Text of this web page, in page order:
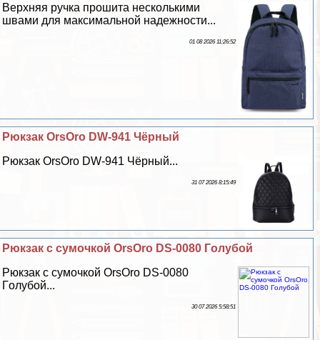
Верхняя ручка прошита несколькими
швами для максимальной надежности...
01 08 2026 11:26:52
Рюкзак OrsOro DW-941 Чёрный
Рюкзак OrsOro DW-941 Чёрный...
31 07 2026 8:15:49
Рюкзак с сумочкой OrsOro DS-0080 Гoлyбой
Рюкзак с сумочкой OrsOro DS-0080
Гoлyбой...
30 07 2026 5:58:51